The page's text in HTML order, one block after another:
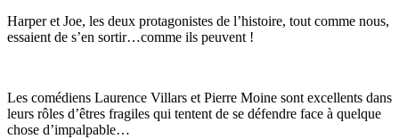
Harper et Joe, les deux protagonistes de l’histoire, tout comme nous,
essaient de s’en sortir…comme ils peuvent !
Les comédiens Laurence Villars et Pierre Moine sont excellents dans
leurs rôles d’êtres fragiles qui tentent de se défendre face à quelque
chose d’impalpable…